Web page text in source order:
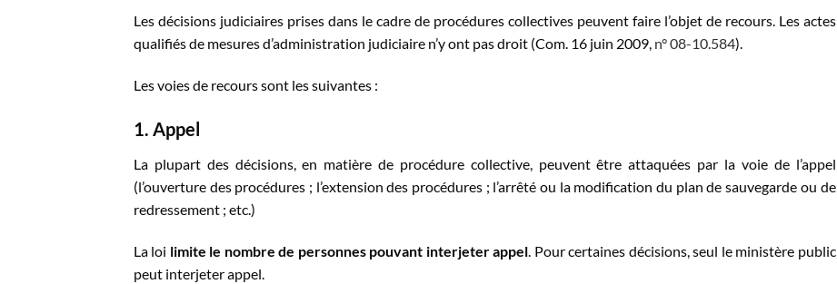
Les décisions judiciaires prises dans le cadre de procédures collectives peuvent faire l’objet de recours. Les actes
qualifiés de mesures d’administration judiciaire n’y ont pas droit (Com. 16 juin 2009, n° 08-10.584).
Les voies de recours sont les suivantes :
1. Appel
La plupart des décisions, en matière de procédure collective, peuvent être attaquées par la voie de l’appel
(l’ouverture des procédures ; l’extension des procédures ; l’arrêté ou la modification du plan de sauvegarde ou de
redressement ; etc.)
La loi limite le nombre de personnes pouvant interjeter appel. Pour certaines décisions, seul le ministère public
peut interjeter appel.